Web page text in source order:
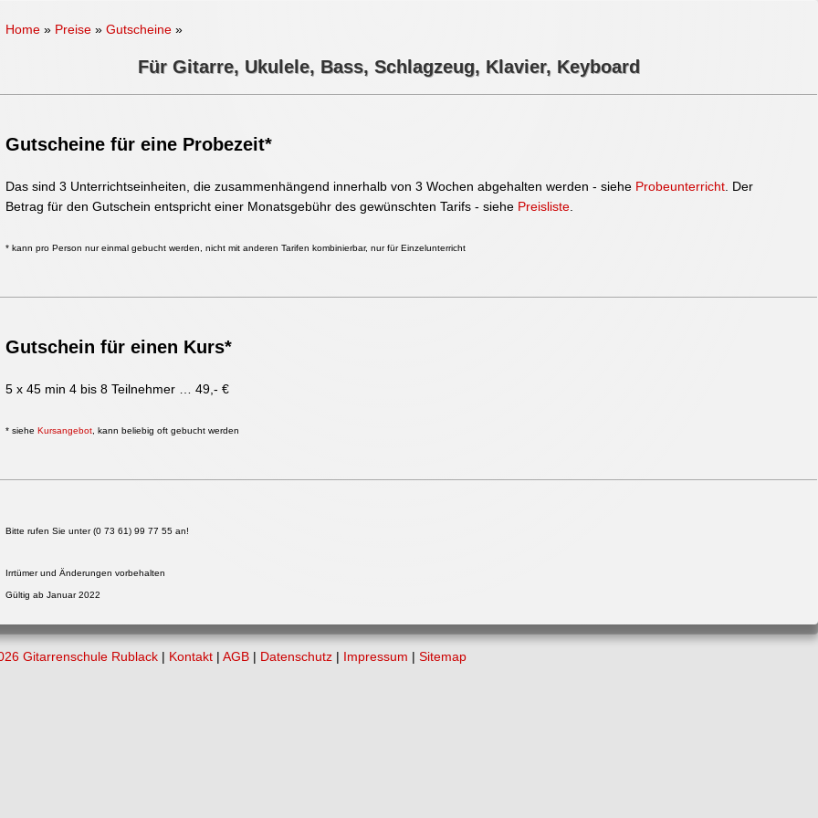
Home » Preise »Gutscheine »
Für Gitarre, Ukulele, Bass, Schlagzeug, Klavier, Keyboard
Gutscheine für eine Probezeit*
Das sind 3 Unterrichtseinheiten, die zusammenhängend innerhalb von 3 Wochen abgehalten werden - siehe Probeunterricht . Der
Betrag für den Gutschein entspricht einer Monatsgebühr des gewünschten Tarifs - siehe Preisliste
* kann pro Person nur einmal gebucht werden, nicht mit anderen Tarifen kombinierbar, nur für Einzelunterricht
Gutschein für einen Kurs*
5 x 45 min 4 bis 8 Teilnehmer … 49,- €
* sieheKursangebot , kann beliebig oft gebucht werden
Bitte rufen Sie unter (0 73 61) 99 77 55 an!
Irrtümer und Änderungen vorbehalten
Gültig ab Januar 2022
Gitarrenschule Rublack | Kontakt |AGB | Datenschutz | Impressum |Sitemap